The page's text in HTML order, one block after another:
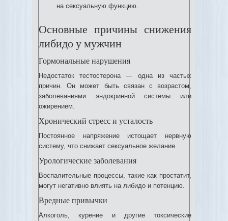
на сексуальную функцию.
Основные причины снижения
либидо у мужчин
Гормональные нарушения
Недостаток тестостерона — одна из частых
причин. Он может быть связан с возрастом,
заболеваниями эндокринной системы или
ожирением.
Хронический стресс и усталость
Постоянное напряжение истощает нервную
систему, что снижает сексуальное желание.
Урологические заболевания
Воспалительные процессы, такие как простатит,
могут негативно влиять на либидо и потенцию.
Вредные привычки
Алкоголь, курение и другие токсические